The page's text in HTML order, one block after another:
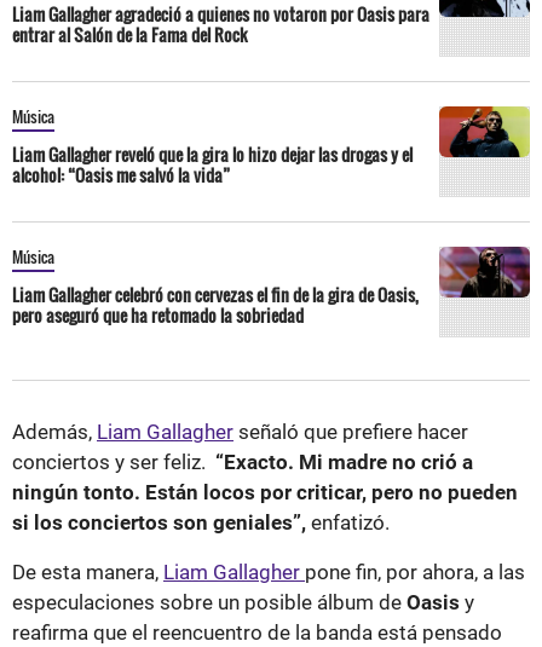
Liam Gallagher agradeció a quienes no votaron por Oasis para
entrar al Salón de la Fama del Rock
Música
Liam Gallagher reveló que la gira lo hizo dejar las drogas y el
alcohol: “Oasis me salvó la vida”
Música
Liam Gallagher celebró con cervezas el fin de la gira de Oasis,
pero aseguró que ha retomado la sobriedad
Además, Liam Gallagher señaló que prefiere hacer
conciertos y ser feliz. “Exacto. Mi madre no crió a
ningún tonto. Están locos por criticar, pero no pueden
si los conciertos son geniales”, enfatizó.
De esta manera, Liam Gallagher pone fin, por ahora, a las
especulaciones sobre un posible álbum de Oasis y
reafirma que el reencuentro de la banda está pensado